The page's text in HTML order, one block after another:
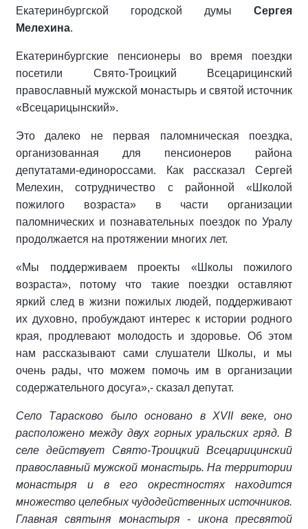
Екатеринбургской городской думы Сергея
Мелехина.
Екатеринбургские пенсионеры во время поездки
посетили Свято-Троицкий Всецарицинский
православный мужской монастырь и святой источник
«Всецарицынский».
Это далеко не первая паломническая поездка,
организованная для пенсионеров района
депутатами-единороссами. Как рассказал Сергей
Мелехин, сотрудничество с районной «Школой
пожилого возраста» в части организации
паломнических и познавательных поездок по Уралу
продолжается на протяжении многих лет.
«Мы поддерживаем проекты «Школы пожилого
возраста», потому что такие поездки оставляют
яркий след в жизни пожилых людей, поддерживают
их духовно, пробуждают интерес к истории родного
края, продлевают молодость и здоровье. Об этом
нам рассказывают сами слушатели Школы, и мы
очень рады, что можем помочь им в организации
содержательного досуга»,- сказал депутат.
Село Тарасково было основано в XVII веке, оно
расположено между двух горных уральских гряд. В
селе действует Свято-Троицкий Всецарицинский
православный мужской монастырь. На территории
монастыря и в его окрестностях находится
множество целебных чудодейственных источников.
Главная святыня монастыря - икона пресвятой